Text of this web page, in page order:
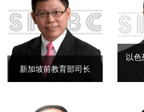
新加坡前教育部司长
以色